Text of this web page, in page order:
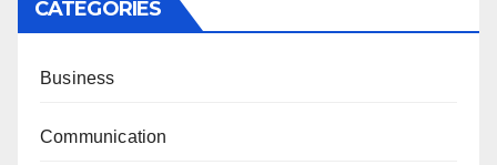
CATÉGORIES
Business
Communication